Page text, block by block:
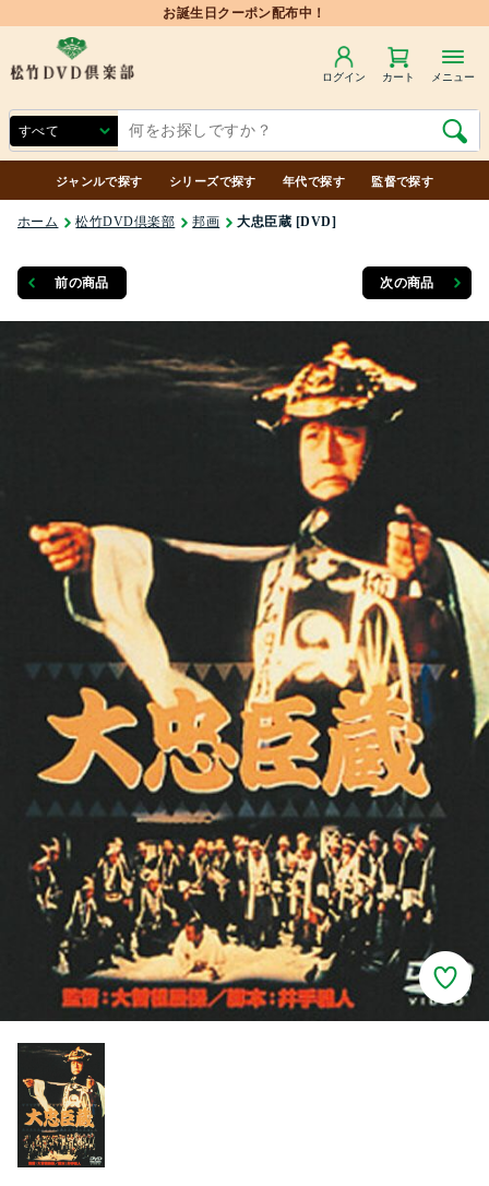
お誕生日クーポン配布中！
ログイン カート メニュー
ジャンルで探す シリーズで探す 年代で探す 監督で探す
ホーム 松竹DVD倶楽部 邦画 大忠臣蔵 [DVD]
前の商品 次の商品